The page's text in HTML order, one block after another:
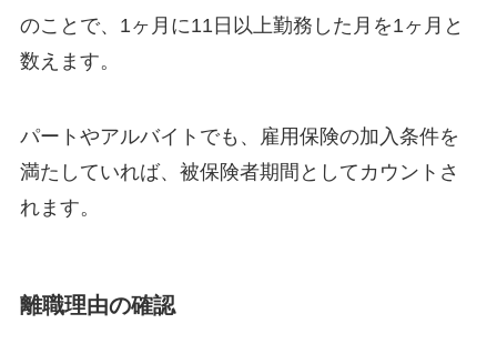
のことで、1ヶ月に11日以上勤務した月を1ヶ月と
数えます。
パートやアルバイトでも、雇用保険の加入条件を
満たしていれば、被保険者期間としてカウントさ
れます。
離職理由の確認